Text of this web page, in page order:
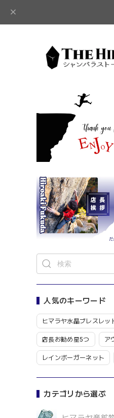
人気のキーワード
ヒマラヤ水晶ブレスレッ
店長お勧め星5つ ア
レインボーガーネット
カテゴリから選ぶ